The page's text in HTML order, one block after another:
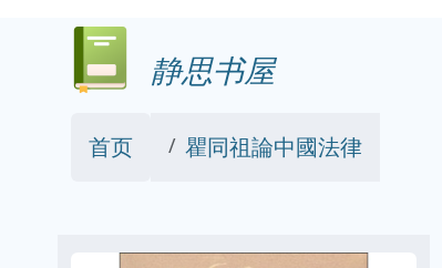
静思书屋
首页 瞿同祖論中國法律